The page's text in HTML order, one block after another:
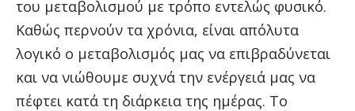
του μεταβολισμού με τρόπο εντελώς φυσικό.
Καθώς περνούν τα χρόνια, είναι απόλυτα
λογικό ο μεταβολισμός μας να επιβραδύνεται
και να νιώθουμε συχνά την ενέργειά μας να
πέφτει κατά τη διάρκεια της ημέρας. Το